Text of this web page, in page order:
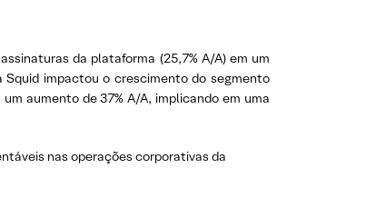
da plataforma (25,7% A/A) em um
impactou o crescimento do segmento
aumento de 37% A/A, implicando em uma
nas operações corporativas da